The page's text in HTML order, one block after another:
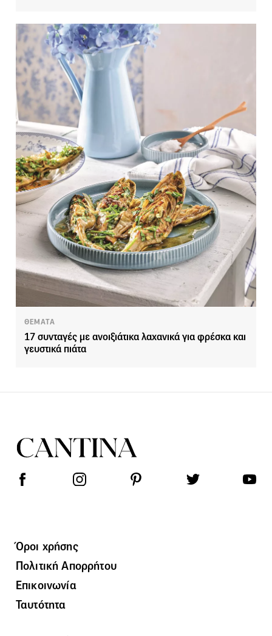
ΘΕΜΑΤΑ
17 συνταγές με ανοιξιάτικα λαχανικά για φρέσκα και
γευστικά πιάτα
Όροι χρήσης
Πολιτική Απορρήτου
Επικοινωνία
Ταυτότητα